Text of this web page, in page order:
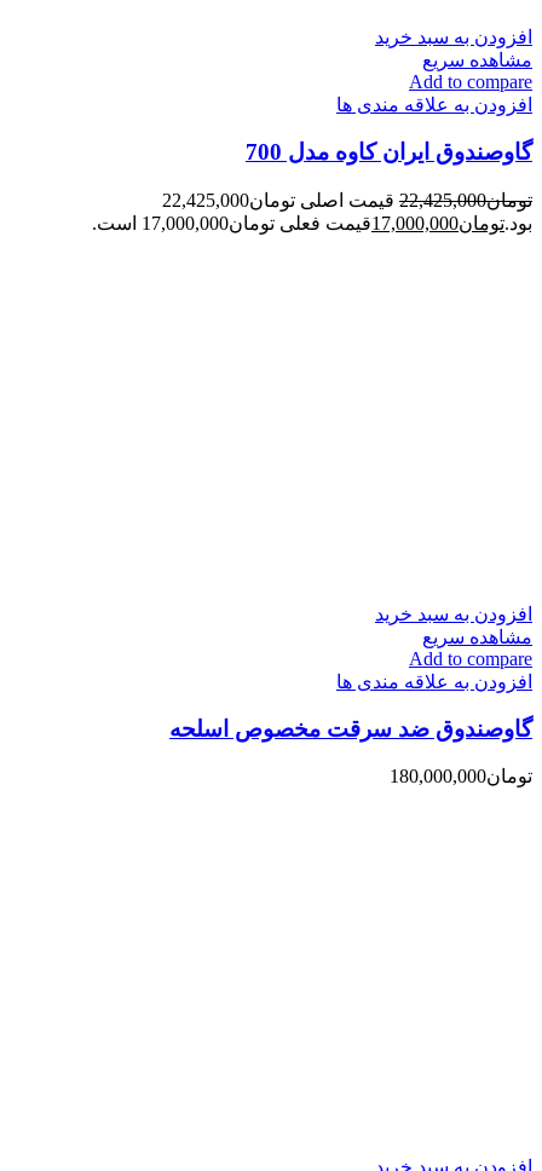
افزودن به سبد خرید
مشاهده سریع
Add to compare
افزودن به علاقه مندی ها
گاوصندوق ایران کاوه مدل 700
تومان22,425,000
قیمت اصلی تومان22,425,000
بود.تومان17,000,000قیمت فعلی تومان17,000,000 است.
افزودن به سبد خرید
مشاهده سریع
Add to compare
افزودن به علاقه مندی ها
گاوصندوق ضد سرقت مخصوص اسلحه
تومان180,000,000